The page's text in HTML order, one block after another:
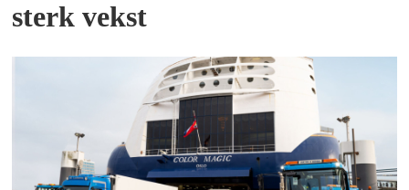
sterk vekst